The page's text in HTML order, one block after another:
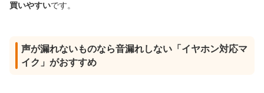
買いやすいです。
声が漏れないものなら音漏れしない「イヤホン対応マ
イク」がおすすめ